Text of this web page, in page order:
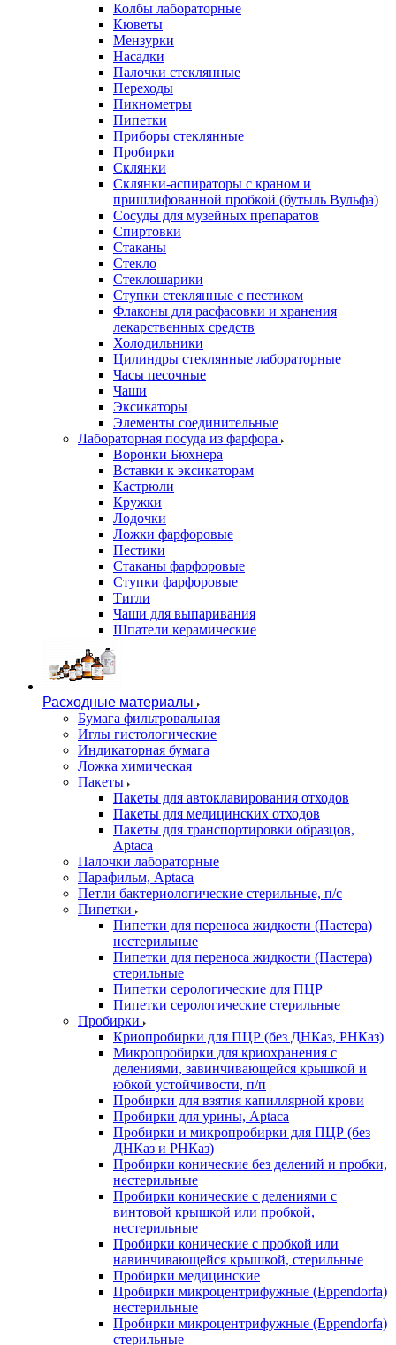
Колбы лабораторные
Кюветы
Мензурки
Насадки
Палочки стеклянные
Переходы
Пикнометры
Пипетки
Приборы стеклянные
Пробирки
Склянки
Склянки-аспираторы с краном и
пришлифованной пробкой (бутыль Вульфа)
Сосуды для музейных препаратов
Спиртовки
Стаканы
Стекло
Стеклошарики
Ступки стеклянные с пестиком
Флаконы для расфасовки и хранения
лекарственных средств
Холодильники
Цилиндры стеклянные лабораторные
Часы песочные
Чаши
Эксикаторы
Элементы соединительные
Лабораторная посуда из фарфора
Воронки Бюхнера
Вставки к эксикаторам
Кастрюли
Кружки
Лодочки
Ложки фарфоровые
Пестики
Стаканы фарфоровые
Ступки фарфоровые
Тигли
Чаши для выпаривания
Шпатели керамические
Расходные материалы
Бумага фильтровальная
Иглы гистологические
Индикаторная бумага
Ложка химическая
Пакеты
Пакеты для автоклавирования отходов
Пакеты для медицинских отходов
Пакеты для транспортировки образцов,
Aptaca
Палочки лабораторные
Парафильм, Aptaca
Петли бактериологические стерильные, п/с
Пипетки
Пипетки для переноса жидкости (Пастера)
нестерильные
Пипетки для переноса жидкости (Пастера)
стерильные
Пипетки серологические для ПЦР
Пипетки серологические стерильные
Пробирки
Криопробирки для ПЦР (без ДНКаз, РНКаз)
Микропробирки для криохранения с
делениями, завинчивающейся крышкой и
юбкой устойчивости, п/п
Пробирки для взятия капиллярной крови
Пробирки для урины, Aptaca
Пробирки и микропробирки для ПЦР (без
ДНКаз и РНКаз)
Пробирки конические без делений и пробки,
нестерильные
Пробирки конические с делениями с
винтовой крышкой или пробкой,
нестерильные
Пробирки конические с пробкой или
навинчивающейся крышкой, стерильные
Пробирки медицинские
Пробирки микроцентрифужные (Eppendorfа)
нестерильные
Пробирки микроцентрифужные (Eppendorfа)
стерильные